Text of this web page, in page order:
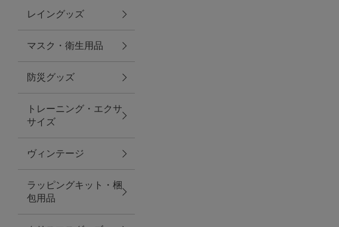
ファッショングッズ
スマホケース・アクセサリー
ポーチ
ステーショナリー
その他
紅茶・フード
レイングッズ
マスク・衛生用品
防災グッズ
トレーニング・エクサ
サイズ
ヴィンテージ
ラッピングキット・梱
包用品